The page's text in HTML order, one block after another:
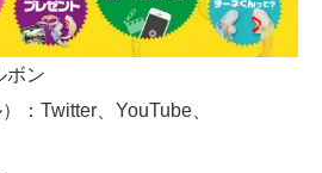
ボン
：Twitter、YouTube、